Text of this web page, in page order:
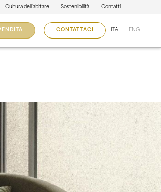
Cultura dell'abitare Sostenibilità Contatti
CONTATTACI ITA ENG